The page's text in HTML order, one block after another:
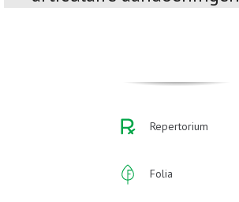
Repertorium
Folia